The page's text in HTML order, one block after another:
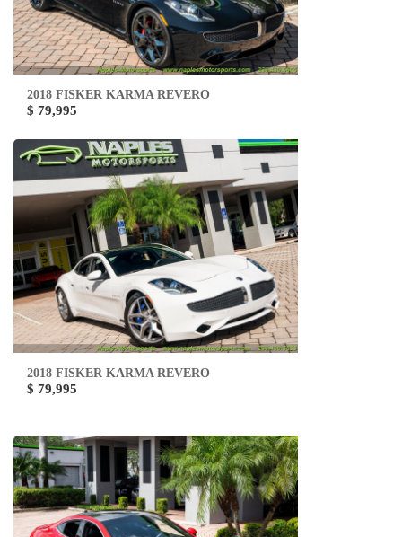
2018 FISKER KARMA REVERO
$ 79,995
2018 FISKER KARMA REVERO
$ 79,995